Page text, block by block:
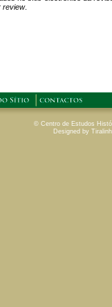
© Centro de Estudos
Designed by